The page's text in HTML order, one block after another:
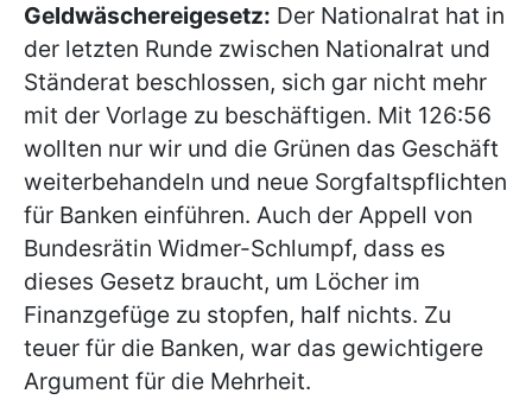
Geldwäschereigesetz: Der Nationalrat hat in
der letzten Runde zwischen Nationalrat und
Ständerat beschlossen, sich gar nicht mehr
mit der Vorlage zu beschäftigen. Mit 126:56
wollten nur wir und die Grünen das Geschäft
weiterbehandeln und neue Sorgfaltspflichten
für Banken einführen. Auch der Appell von
Bundesrätin Widmer-Schlumpf, dass es
dieses Gesetz braucht, um Löcher im
Finanzgefüge zu stopfen, half nichts. Zu
teuer für die Banken, war das gewichtigere
Argument für die Mehrheit.